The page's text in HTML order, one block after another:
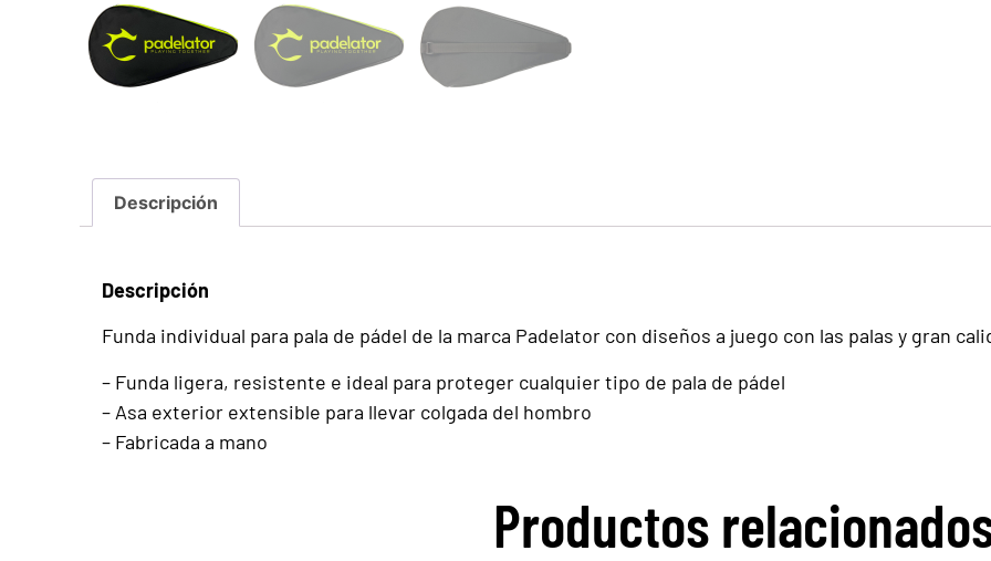
Descripción
Descripción
Funda individual para pala de pádel de la marca Padelator con diseños a juego con las palas y gran
– Funda ligera, resistente e ideal para proteger cualquier tipo de pala de pádel
– Asa exterior extensible para llevar colgada del hombro
– Fabricada a mano
Productos